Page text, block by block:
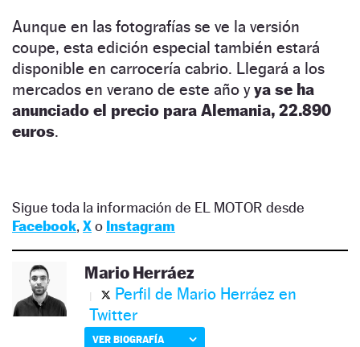
Aunque en las fotografías se ve la versión
coupe, esta edición especial también estará
disponible en carrocería cabrio. Llegará a los
mercados en verano de este año yya se ha
anunciado el precio para Alemania, 22.890
euros.
Sigue toda la información de EL MOTOR desde
Facebook, Xo Instagram
Mario Herráez
Perfil de Mario Herráez en
Twitter
VER BIOGRAFÍA